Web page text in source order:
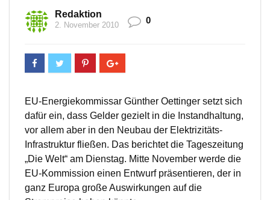
Redaktion
2. November 2010 0
EU-Energiekommissar Günther Oettinger setzt sich
dafür ein, dass Gelder gezielt in die Instandhaltung,
vor allem aber in den Neubau der Elektrizitäts-
Infrastruktur fließen. Das berichtet die Tageszeitung
„Die Welt“ am Dienstag. Mitte November werde die
EU-Kommission einen Entwurf präsentieren, der in
ganz Europa große Auswirkungen auf die